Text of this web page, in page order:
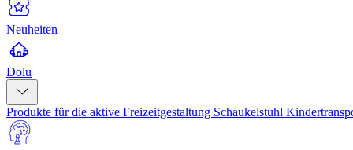
Neuheiten
Dolu
Produkte für die aktive Freizeitgestaltung Schaukelstuhl